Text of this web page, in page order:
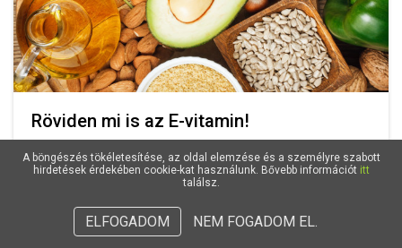
Röviden mi is az E-vitamin!
A böngészés tökéletesítése, az oldal elemzése és a személyre szabott
hirdetések érdekében cookie-kat használunk. Bővebb információt itt
találsz.
ELFOGADOM NEM FOGADOM EL.